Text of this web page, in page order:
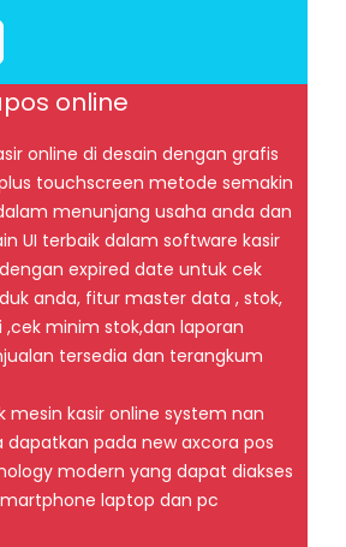
online
online di desain dengan grafis
touchscreen metode semakin
menunjang usaha anda dan
UI terbaik dalam software kasir
expired date untuk cek
anda, fitur master data , stok,
,cek minim stok,dan laporan
tersedia dan terangkum
mesin kasir online system nan
dapatkan pada new axcora pos
modern yang dapat diakses
laptop dan pc